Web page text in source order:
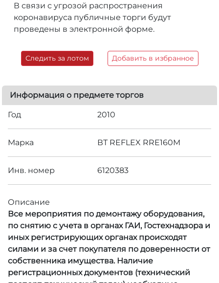
В связи с угрозой распространения
коронавируса публичные торги будут
проведены в электронной форме.
Следить за лотом Добавить в избранное
Информация о предмете торгов
Год 2010
Марка ВТ REFLEX RRE160M
Инв. номер 6120383
Описание
Все мероприятия по демонтажу оборудования,
по снятию с учета в органах ГАИ, Гостехнадзора и
иных регистрирующих органах происходят
силами и за счет покупателя по доверенности от
собственника имущества. Наличие
регистрационных документов (технический